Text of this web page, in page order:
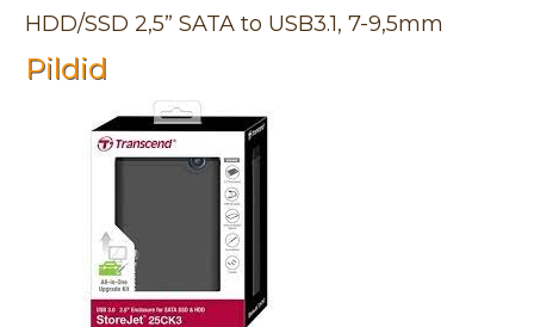
HDD/SSD 2,5ˮ SATA to USB3.1, 7-9,5mm
Pildid